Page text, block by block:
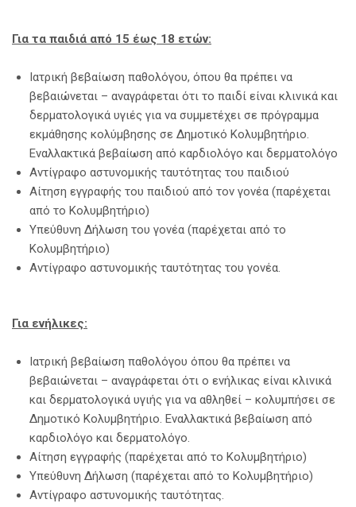
Για τα παιδιά από 15 έως 18 ετών:
Ιατρική βεβαίωση παθολόγου, όπου θα πρέπει να
βεβαιώνεται – αναγράφεται ότι το παιδί είναι κλινικά και
δερματολογικά υγιές για να συμμετέχει σε πρόγραμμα
εκμάθησης κολύμβησης σε Δημοτικό Κολυμβητήριο.
Εναλλακτικά βεβαίωση από καρδιολόγο και δερματολόγο
Αντίγραφο αστυνομικής ταυτότητας του παιδιού
Αίτηση εγγραφής του παιδιού από τον γονέα (παρέχεται
από το Κολυμβητήριο)
Υπεύθυνη Δήλωση του γονέα (παρέχεται από το
Κολυμβητήριο)
Αντίγραφο αστυνομικής ταυτότητας του γονέα.
Για ενήλικες:
Ιατρική βεβαίωση παθολόγου όπου θα πρέπει να
βεβαιώνεται – αναγράφεται ότι ο ενήλικας είναι κλινικά
και δερματολογικά υγιής για να αθληθεί – κολυμπήσει σε
Δημοτικό Κολυμβητήριο. Εναλλακτικά βεβαίωση από
καρδιολόγο και δερματολόγο.
Αίτηση εγγραφής (παρέχεται από το Κολυμβητήριο)
Υπεύθυνη Δήλωση (παρέχεται από το Κολυμβητήριο)
Αντίγραφο αστυνομικής ταυτότητας.